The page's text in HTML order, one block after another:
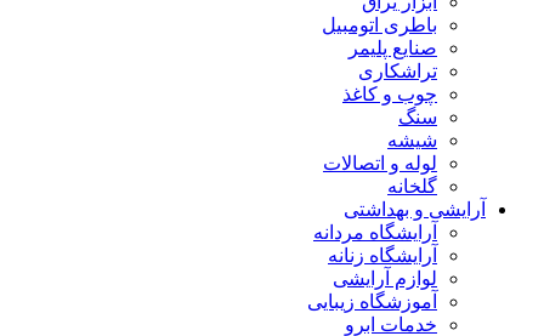
باطری اتومبیل
صنایع پلیمر
تراشکاری
چوب و کاغذ
سنگ
شیشه
لوله و اتصالات
گلخانه
آرایشی و بهداشتی
آرایشگاه مردانه
آرایشگاه زنانه
لوازم آرایشی
آموزشگاه زیبایی
خدمات ابرو